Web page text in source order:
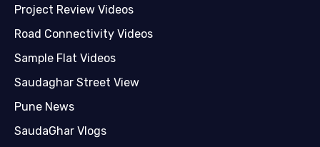
Project Review Videos
Road Connectivity Videos
Sample Flat Videos
Saudaghar Street View
Pune News
SaudaGhar Vlogs